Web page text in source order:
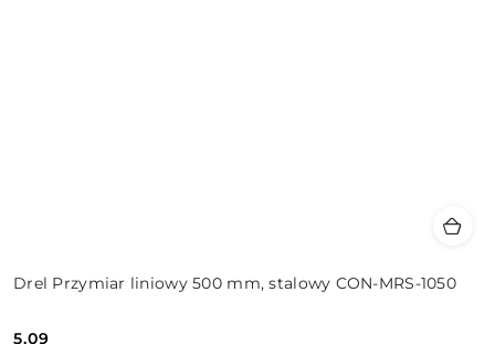
Drel Przymiar liniowy 500 mm, stalowy CON-MRS-1050
5.09